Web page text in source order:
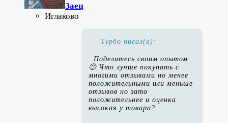
Заец
Иглаково
Турбо писал(а):
Поделитесь своим опытом
🙂 Что лучше покупать с
многими отзывами но менее
положительными или меньше
отзывов но зато
положительнее и оценка
высокая у товара?